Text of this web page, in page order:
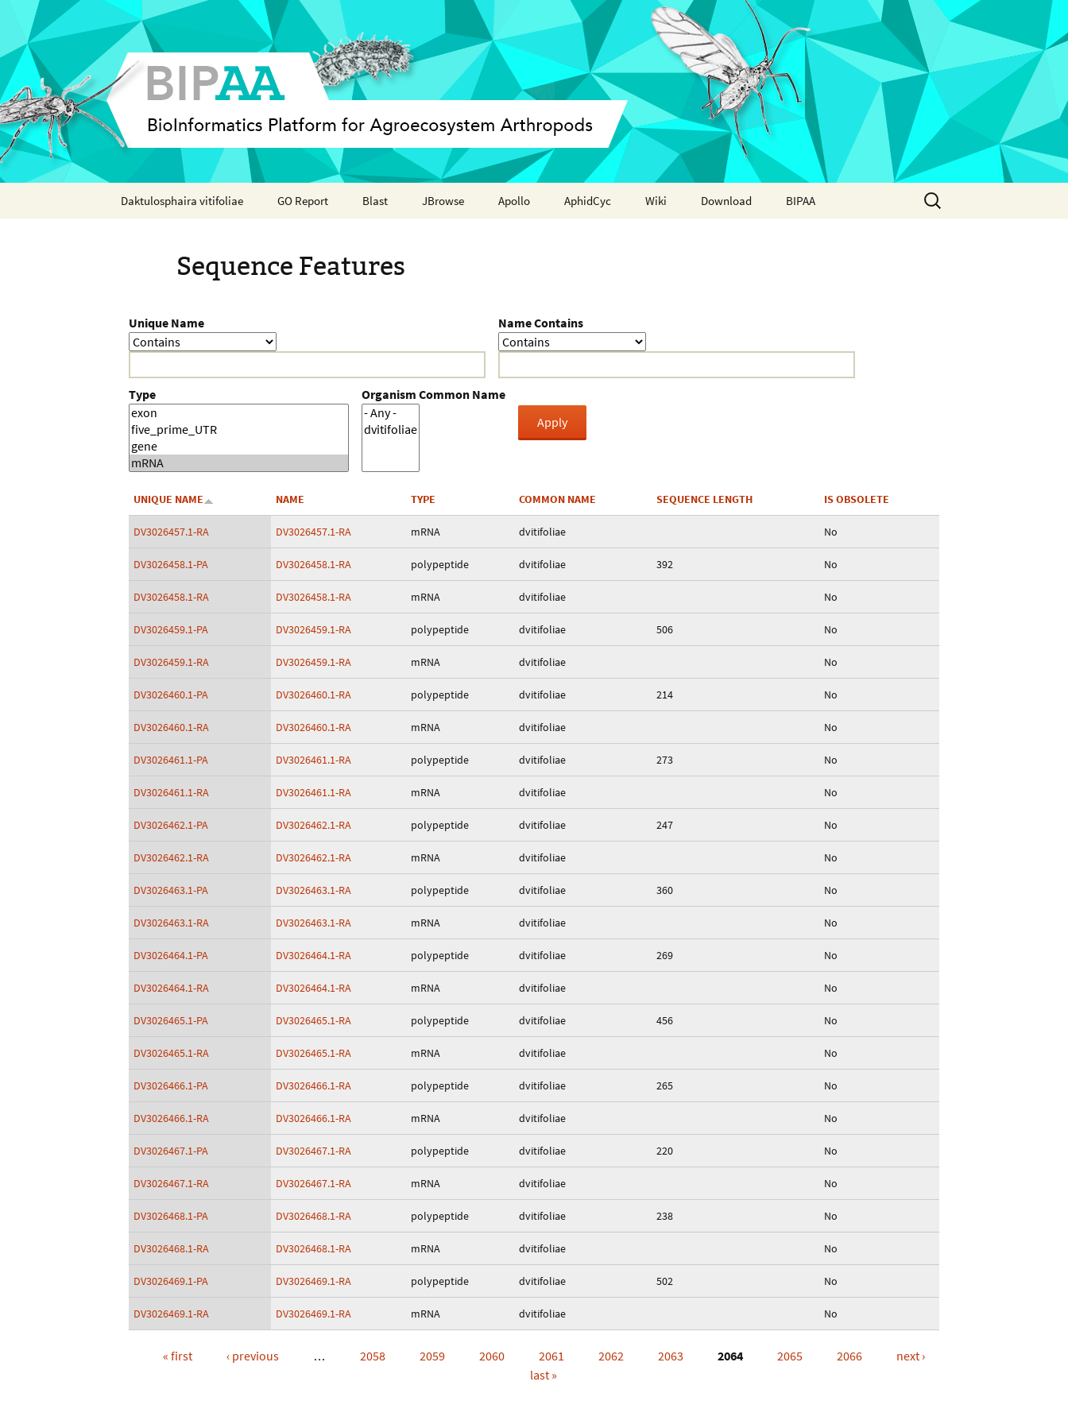
Daktulosphaira vitifoliae GO Report Blast JBrowse Apollo AphidCyc Wiki Download BIPAA
Crustacea
Search
for:
Sequence Features
Unique Name Name Contains
Type Organism Common Name
UNIQUE NAME NAME TYPE COMMON NAME SEQUENCE LENGTH IS OBSOLETE
DV3026457.1-RA DV3026457.1-RA mRNA dvitifoliae No
DV3026458.1-PA DV3026458.1-RA polypeptide dvitifoliae 392 No
DV3026458.1-RA DV3026458.1-RA mRNA dvitifoliae No
DV3026459.1-PA DV3026459.1-RA polypeptide dvitifoliae 506 No
DV3026459.1-RA DV3026459.1-RA mRNA dvitifoliae No
DV3026460.1-PA DV3026460.1-RA polypeptide dvitifoliae 214 No
DV3026460.1-RA DV3026460.1-RA mRNA dvitifoliae No
DV3026461.1-PA DV3026461.1-RA polypeptide dvitifoliae 273 No
DV3026461.1-RA DV3026461.1-RA mRNA dvitifoliae No
DV3026462.1-PA DV3026462.1-RA polypeptide dvitifoliae 247 No
DV3026462.1-RA DV3026462.1-RA mRNA dvitifoliae No
DV3026463.1-PA DV3026463.1-RA polypeptide dvitifoliae 360 No
DV3026463.1-RA DV3026463.1-RA mRNA dvitifoliae No
DV3026464.1-PA DV3026464.1-RA polypeptide dvitifoliae 269 No
DV3026464.1-RA DV3026464.1-RA mRNA dvitifoliae No
DV3026465.1-PA DV3026465.1-RA polypeptide dvitifoliae 456 No
DV3026465.1-RA DV3026465.1-RA mRNA dvitifoliae No
DV3026466.1-PA DV3026466.1-RA polypeptide dvitifoliae 265 No
DV3026466.1-RA DV3026466.1-RA mRNA dvitifoliae No
DV3026467.1-PA DV3026467.1-RA polypeptide dvitifoliae 220 No
DV3026467.1-RA DV3026467.1-RA mRNA dvitifoliae No
DV3026468.1-PA DV3026468.1-RA polypeptide dvitifoliae 238 No
DV3026468.1-RA DV3026468.1-RA mRNA dvitifoliae No
DV3026469.1-PA DV3026469.1-RA polypeptide dvitifoliae 502 No
DV3026469.1-RA DV3026469.1-RA mRNA dvitifoliae No
« first ‹ previous … 2058 2059 2060 2061 2062 2063 2064 2065 2066
next ›
last »